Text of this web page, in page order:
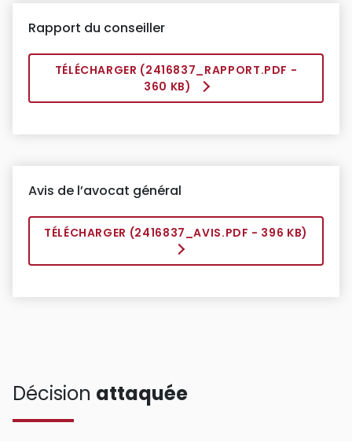
Rapport du conseiller
TÉLÉCHARGER (2416837_RAPPORT.PDF -
360 KB)
Avis de l’avocat général
TÉLÉCHARGER (2416837_AVIS.PDF - 396 KB)
Décision attaquée